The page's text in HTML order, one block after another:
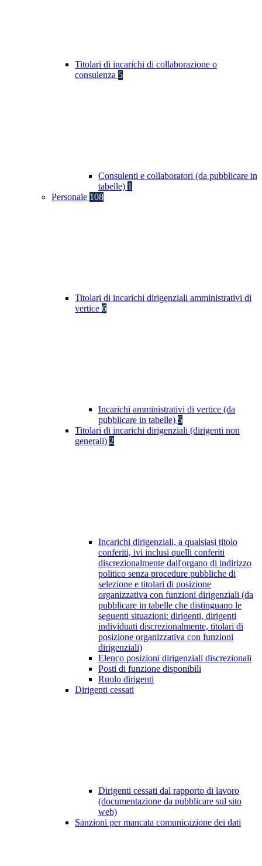
Titolari di incarichi di collaborazione o
consulenza 5
Consulenti e collaboratori (da pubblicare in
tabelle) 1
Personale 108
Titolari di incarichi dirigenziali amministrativi di
vertice 6
Incarichi amministrativi di vertice (da
pubblicare in tabelle) 5
Titolari di incarichi dirigenziali (dirigenti non
generali) 2
Incarichi dirigenziali, a qualsiasi titolo
conferiti, ivi inclusi quelli conferiti
discrezionalmente dall'organo di indirizzo
politico senza procedure pubbliche di
selezione e titolari di posizione
organizzativa con funzioni dirigenziali (da
pubblicare in tabelle che distinguano le
seguenti situazioni: dirigenti, dirigenti
individuati discrezionalmente, titolari di
posizione organizzativa con funzioni
dirigenziali)
Elenco posizioni dirigenziali discrezionali
Posti di funzione disponibili
Ruolo dirigenti
Dirigenti cessati
Dirigenti cessati dal rapporto di lavoro
(documentazione da pubblicare sul sito
web)
Sanzioni per mancata comunicazione dei dati